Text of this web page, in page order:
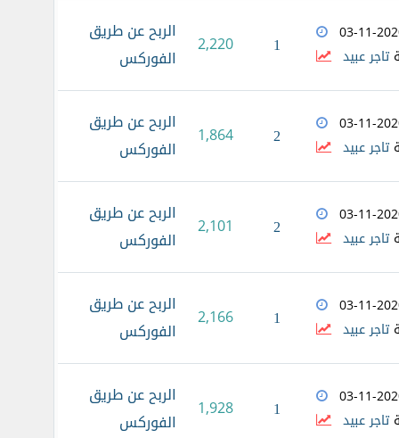
03-11-
تاجر عبيد 1
2,220
الربح عن طريق
الفوركس
03-11-
تاجر عبيد 2
1,864
الربح عن طريق
الفوركس
03-11-
تاجر عبيد 2
2,101
الربح عن طريق
الفوركس
03-11-
تاجر عبيد 1
2,166
الربح عن طريق
الفوركس
03-11-
تاجر عبيد 1
1,928
الربح عن طريق
الفوركس